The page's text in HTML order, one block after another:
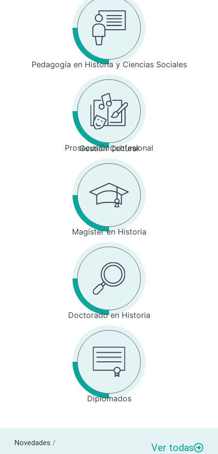
Pedagogía en Historia y Ciencias Sociales
Prosecusión profesional
Gestión Cultural
Magíster en Historia
Doctorado en Historia
Diplomados
Novedades / Ver todas